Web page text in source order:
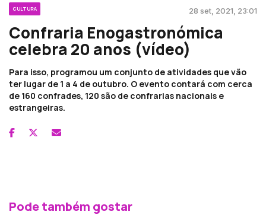
CULTURA 28 set, 2021, 23:01
Confraria Enogastronómica
celebra 20 anos (vídeo)
Para isso, programou um conjunto de atividades que vão
ter lugar de 1 a 4 de outubro. O evento contará com cerca
de 160 confrades, 120 são de confrarias nacionais e
estrangeiras.
Pode também gostar